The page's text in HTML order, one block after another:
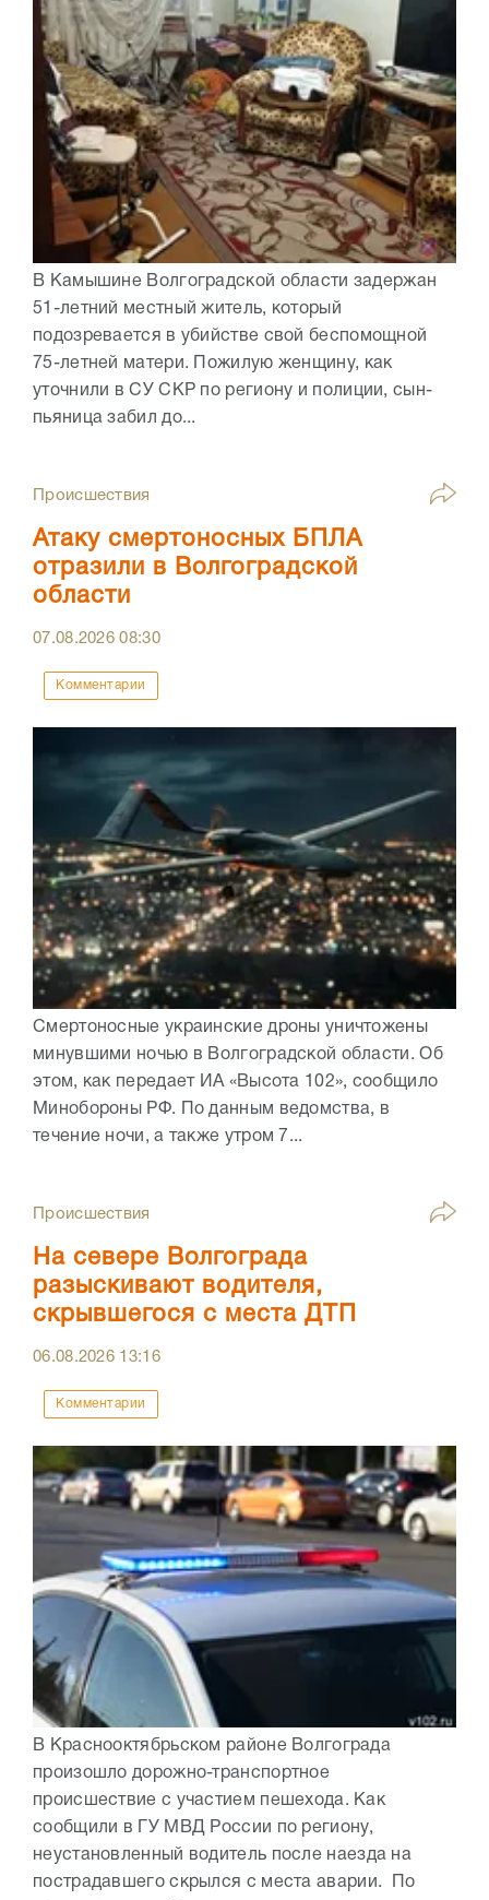
В Камышине Волгоградской области задержан
51-летний местный житель, который
подозревается в убийстве свой беспомощной
75-летней матери. Пожилую женщину, как
уточнили в СУ СКР по региону и полиции, сын-
пьяница забил до...
Происшествия
Атаку смертоносных БПЛА
отразили в Волгоградской
области
07.08.202608:30
Комментарии
Смертоносные украинские дроны уничтожены
минувшими ночью в Волгоградской области. Об
этом, как передает ИА «Высота 102», сообщило
Минобороны РФ. По данным ведомства, в
течение ночи, а также утром 7...
Происшествия
На севере Волгограда
разыскивают водителя,
скрывшегося с места ДТП
06.08.2026 13:16
Комментарии
В Краснооктябрьском районе Волгограда
произошло дорожно-транспортное
происшествие с участием пешехода. Как
сообщили в ГУ МВД России по региону,
неустановленный водитель после наезда на
пострадавшего скрылся с места аварии. По